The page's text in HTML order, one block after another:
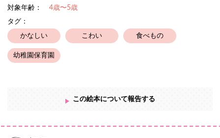
対象年齢：
4歳〜5歳
タグ：
かなしい こわい 食べもの
幼稚園保育園
この絵本について報告する